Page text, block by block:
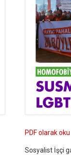
PDF olarak oku
Sosyalist İşçi